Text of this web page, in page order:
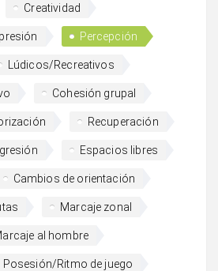
Creatividad
Percepción
Lúdicos/Recreativos
Cohesión grupal
Recuperación
Espacios libres
Cambios de orientación
Marcaje zonal
al hombre
Posesión/Ritmo de juego